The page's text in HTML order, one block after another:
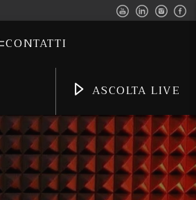
CONTATTI
ASCOLTA LIVE